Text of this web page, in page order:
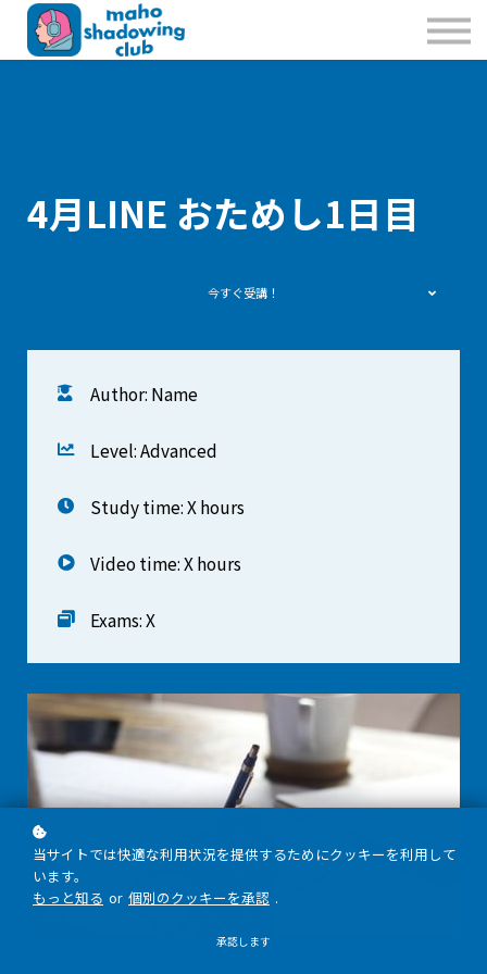
私たちのこと
お問合せ
4月LINE おためし1日目
今すぐ受講！
Author: Name
Level: Advanced
Study time: X hours
Video time: X hours
Exams: X
当サイトでは快適な利用状況を提供するためにクッキーを利用して
います。
もっと知る or 個別のクッキーを承認 .
承認します